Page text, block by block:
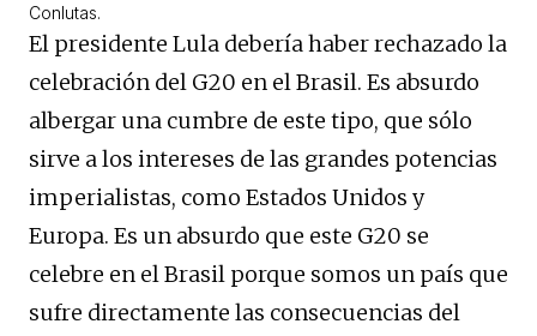
Conlutas.
El presidente Lula debería haber rechazado la
celebración del G20 en el Brasil. Es absurdo
albergar una cumbre de este tipo, que sólo
sirve a los intereses de las grandes potencias
imperialistas, como Estados Unidos y
Europa. Es un absurdo que este G20 se
celebre en el Brasil porque somos un país que
sufre directamente las consecuencias del